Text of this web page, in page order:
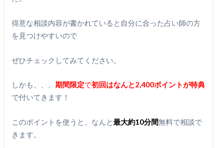
得意な相談内容が書かれていると自分に合った占い師の方
を見つけやすいので
ぜひチェックしてみてください。
しかも、、、 期間限定で初回はなんと2,400ポイントが特典
で付いてきます！
このポイントを使うと、なんと最大約10分間無料で相談で
きます。